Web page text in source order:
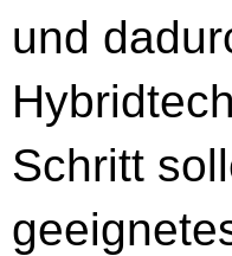
und
Schritt